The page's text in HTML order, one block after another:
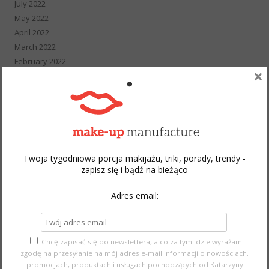
July 2022
May 2022
April 2022
March 2022
February 2022
September 2021
July 2021
March 2021
February 2021
January 2021
December 2020
Twoja tygodniowa porcja makijażu, triki, porady, trendy -
zapisz się i bądź na bieżąco
Adres email:
Chcę zapisać się do newslettera, a co za tym idzie wyrażam
zgodę na przesyłanie na mój adres e-mail informacji o nowościach,
promocjach, produktach i usługach pochodzących od Katarzyny
×